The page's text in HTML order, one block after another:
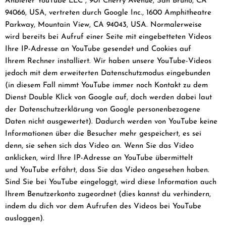
94066, USA, vertreten durch Google Inc., 1600 Amphitheatre
Parkway, Mountain View, CA 94043, USA. Normalerweise
wird bereits bei Aufruf einer Seite mit eingebetteten Videos
Ihre IP-Adresse an YouTube gesendet und Cookies auf
Ihrem Rechner installiert. Wir haben unsere YouTube-Videos
jedoch mit dem erweiterten Datenschutzmodus eingebunden
(in diesem Fall nimmt YouTube immer noch Kontakt zu dem
Dienst Double Klick von Google auf, doch werden dabei laut
der Datenschutzerklärung von Google personenbezogene
Daten nicht ausgewertet). Dadurch werden von YouTube keine
Informationen über die Besucher mehr gespeichert, es sei
denn, sie sehen sich das Video an. Wenn Sie das Video
anklicken, wird Ihre IP-Adresse an YouTube übermittelt
und YouTube erfährt, dass Sie das Video angesehen haben.
Sind Sie bei YouTube eingeloggt, wird diese Information auch
Ihrem Benutzerkonto zugeordnet (dies kannst du verhindern,
indem du dich vor dem Aufrufen des Videos bei YouTube
ausloggen).